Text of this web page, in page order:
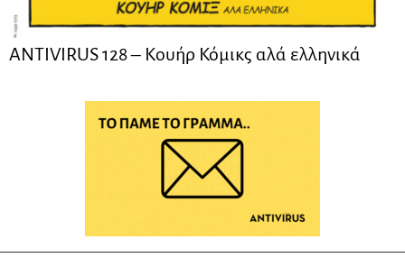
ANTIVIRUS 128 – Kουήρ Κόμικς αλά ελληνικά